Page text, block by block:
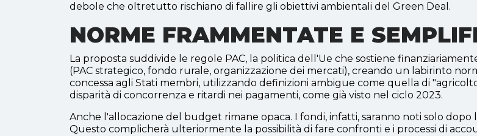
debole che oltretutto rischiano di fallire gli obiettivi ambientali del Green Deal.
NORME FRAMMENTATE E
La proposta suddivide le regole PAC, la politica dell'Ue che sostiene
(PAC strategico, fondo rurale, organizzazione dei mercati), creando un labirinto
concessa agli Stati membri, utilizzando definizioni ambigue come quella di
disparità di concorrenza e ritardi nei pagamenti, come già visto nel ciclo 2023.
Anche l'allocazione del budget rimane opaca. I fondi, infatti, saranno noti solo dopo
Questo complicherà ulteriormente la possibilità di fare confronti e i processi di